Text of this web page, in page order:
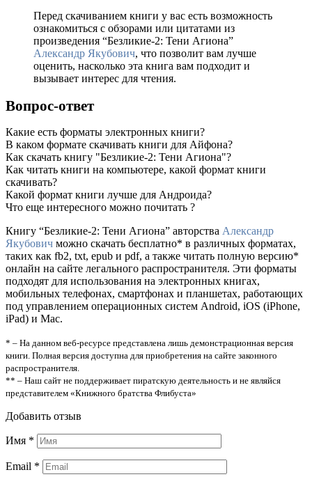
Перед скачиванием книги у вас есть возможность
ознакомиться с обзорами или цитатами из
произведения “Безликие-2: Тени Агиона”
Александр Якубович, что позволит вам лучше
оценить, насколько эта книга вам подходит и
вызывает интерес для чтения.
Вопрос-ответ
Какие есть форматы электронных книги?
В каком формате скачивать книги для Айфона?
Как скачать книгу "Безликие-2: Тени Агиона"?
Как читать книги на компьютере, какой формат книги
скачивать?
Какой формат книги лучше для Андроида?
Что еще интересного можно почитать ?
Книгу “Безликие-2: Тени Агиона” авторства Александр
Якубович можно скачать бесплатно* в различных форматах,
таких как fb2, txt, epub и pdf, а также читать полную версию*
онлайн на сайте легального распространителя. Эти форматы
подходят для использования на электронных книгах,
мобильных телефонах, смартфонах и планшетах, работающих
под управлением операционных систем Android, iOS (iPhone,
iPad) и Mac.
* – На данном веб-ресурсе представлена лишь демонстрационная версия
книги. Полная версия доступна для приобретения на сайте законного
распространителя.
** – Наш сайт не поддерживает пиратскую деятельность и не являйся
представителем «Книжного братства Флибуста»
Добавить отзыв
Имя *
Email *